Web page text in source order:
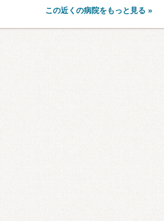
この近くの病院をもっと見る »